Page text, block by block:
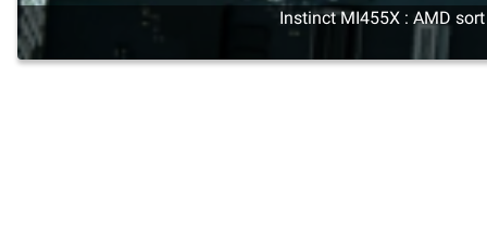
Instinct MI455X : AMD